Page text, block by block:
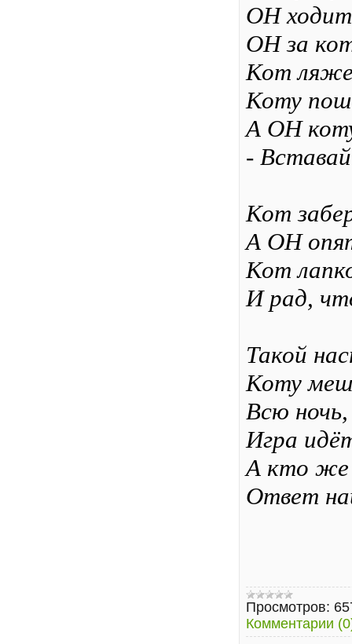
ОН ходит
ОН за
Кот
Коту
А ОН
-
Кот
А ОН
Кот
И рад,
Такой
Коту
Всю
Игра
А кто
Ответ
Просмотров:
Комментарии